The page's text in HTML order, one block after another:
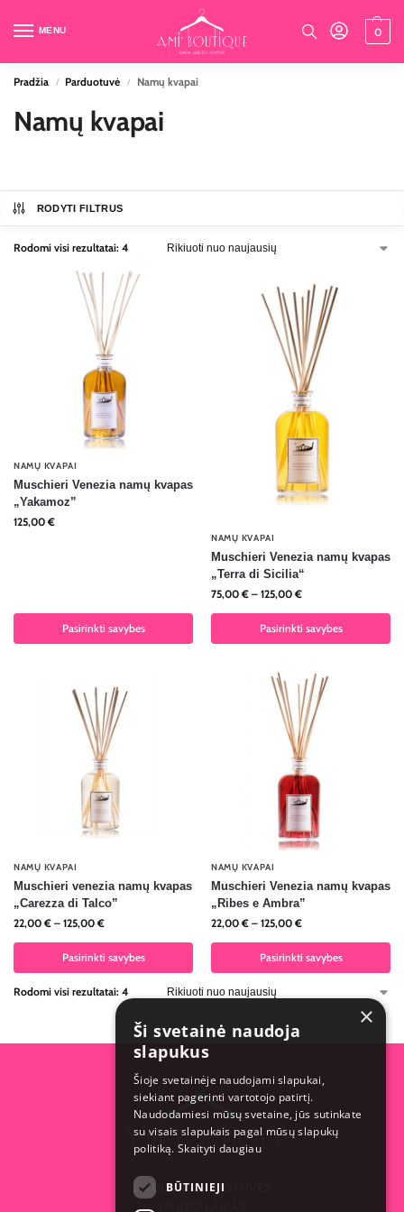
MENU 0
Pradžia / Parduotuvė / Namų kvapai
Namų kvapai
RODYTI FILTRUS
Rodomi visi rezultatai: 4
NAMŲ KVAPAI
Muschieri Venezia namų kvapas
„Yakamoz”
125,00 €
Pasirinkti savybes
NAMŲ KVAPAI
Muschieri Venezia namų kvapas
„Terra di Sicilia“
75,00 € – 125,00 €
Pasirinkti savybes
NAMŲ KVAPAI
Muschieri venezia namų kvapas
„Carezza di Talco”
22,00 € – 125,00 €
Pasirinkti savybes
NAMŲ KVAPAI
Muschieri Venezia namų kvapas
„Ribes e Ambra”
22,00 € – 125,00 €
Pasirinkti savybes
Rodomi visi rezultatai: 4
ŠIAULIŲ PARDUOTUVĖS
×
Ši svetainė naudoja
slapukus
Šioje svetainėje naudojami slapukai,
siekiant pagerinti vartotojo patirtį.
Naudodamiesi mūsų svetaine, jūs sutinkate
su visais slapukais pagal mūsų slapukų
politiką. Skaityti daugiau
BŪTINIEJI